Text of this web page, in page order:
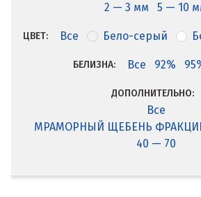
2 — 3 мм
5 — 10
ЦВЕТ: Все Бело-серый
БЕЛИЗНА: Все 92%
ДОПОЛНИТЕЛЬНО:
Все
МРАМОРНЫЙ ЩЕБЕНЬ
40 — 70